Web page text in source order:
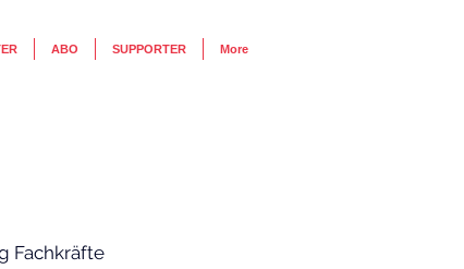
ABO SUPPORTER More
Fachkräfte